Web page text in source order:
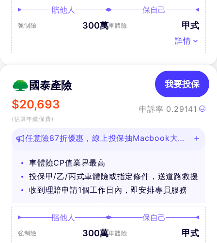
賠他人
強制險 300萬
保自己
車體險 甲式
詳情
國泰產險
$20,693
(估算年繳保費)
申訴率 0.29141
我要投保
任意險87折優惠，線上投保抽Macbook大
車體險CP值業界最高
投保甲/乙/丙式車體險或指定條件，送道路救援
收到理賠申請1個工作日內，即安排專員服務
賠他人
強制險 300萬
保自己
車體險 甲式